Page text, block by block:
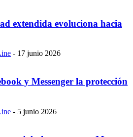
extendida evoluciona hacia
- 17 junio 2026
y Messenger la protección
- 5 junio 2026